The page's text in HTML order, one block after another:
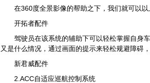
在360度全景影像的帮助之下，我们就可以
开拓者配件
驾驶员在该系统的辅助下可以轻松掌握自身
又是什么情况，通过画面的提示来轻松规避障碍
新君威配件
2.ACC自适应巡航控制系统